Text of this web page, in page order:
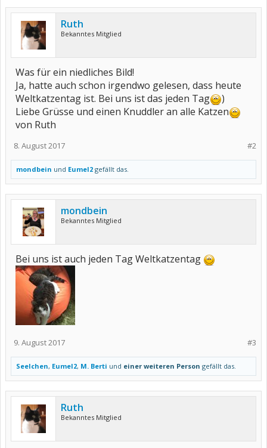
Ruth
Bekanntes Mitglied
Was für ein niedliches Bild!
Ja, hatte auch schon irgendwo gelesen, dass heute
Weltkatzentag ist. Bei uns ist das jeden Tag
)
Liebe Grüsse und einen Knuddler an alle Katzen
von Ruth
#2
8. August 2017
mondbein und Eumel2 gefällt das.
mondbein
Bekanntes Mitglied
Bei uns ist auch jeden Tag Weltkatzentag
#3
9. August 2017
Seelchen, Eumel2, M. Berti und einer weiteren Person gefällt das.
Ruth
Bekanntes Mitglied